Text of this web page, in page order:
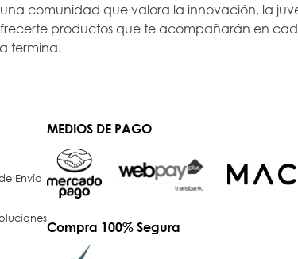
comunidad que valora la innovación, la
productos que te acompañarán en
termina.
Envío
MEDIOS DE PAGO
Compra 100% Segura